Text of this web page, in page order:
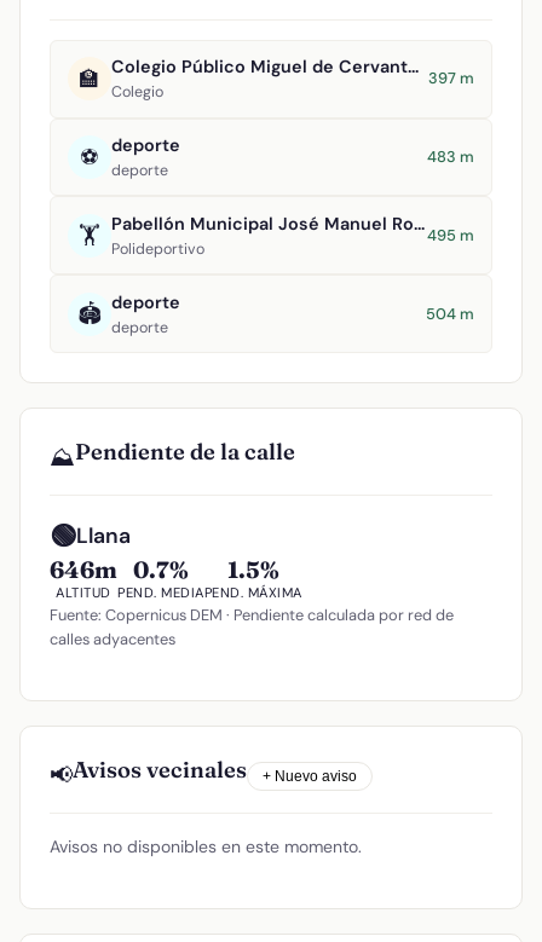
🏫 Colegio Público Miguel de Cervantes Saavedra
Colegio
397 m
⚽ deporte
deporte
483 m
🏋️ Pabellón Municipal José Manuel Roldán
Polideportivo
495 m
🏟️ deporte
deporte
504 m
⛰️Pendiente de la calle
🟢Llana
646m
ALTITUD
0.7%
PEND. MEDIA
1.5%
PEND. MÁXIMA
Fuente: Copernicus DEM · Pendiente calculada por red de
calles adyacentes
📢Avisos vecinales + Nuevo aviso
Avisos no disponibles en este momento.